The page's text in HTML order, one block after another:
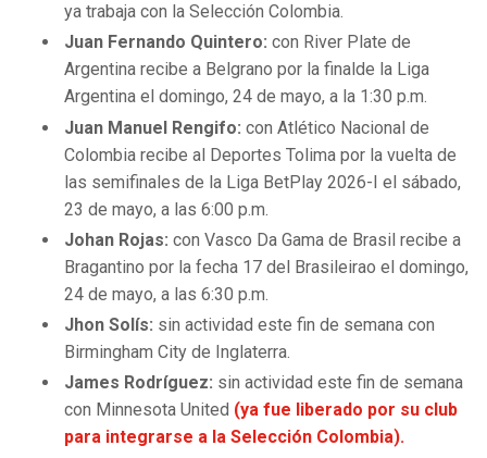
ya trabaja con la Selección Colombia.
Juan Fernando Quintero: con River Plate de
Argentina recibe a Belgrano por la finalde la Liga
Argentina el domingo, 24 de mayo, a la 1:30 p.m.
Juan Manuel Rengifo: con Atlético Nacional de
Colombia recibe al Deportes Tolima por la vuelta de
las semifinales de la Liga BetPlay 2026-I el sábado,
23 de mayo, a las 6:00 p.m.
Johan Rojas: con Vasco Da Gama de Brasil recibe a
Bragantino por la fecha 17 del Brasileirao el domingo,
24 de mayo, a las 6:30 p.m.
Jhon Solís: sin actividad este fin de semana con
Birmingham City de Inglaterra.
James Rodríguez: sin actividad este fin de semana
con Minnesota United (ya fue liberado por su club
para integrarse a la Selección Colombia).